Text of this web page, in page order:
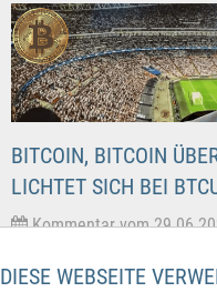
DIESE WEBSEITE
BITCOIN, BITCOIN
LICHTET SICH BEI
Kommentar vom
Mit dem verbotenen Lied